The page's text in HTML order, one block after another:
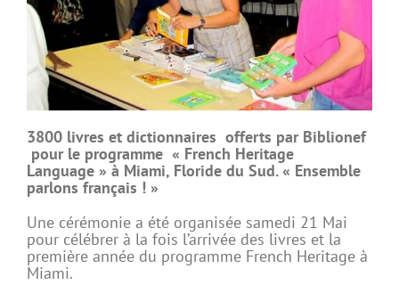
3800 livres et dictionnaires offerts par Biblionef
pour le programme « French Heritage
Language » à Miami, Floride du Sud. « Ensemble
parlons français ! »
Une cérémonie a été organisée samedi 21 Mai
pour célébrer à la fois l’arrivée des livres et la
première année du programme French Heritage à
Miami.